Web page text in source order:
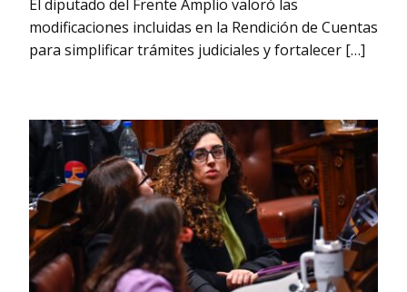
El diputado del Frente Amplio valoró las
modificaciones incluidas en la Rendición de Cuentas
para simplificar trámites judiciales y fortalecer […]